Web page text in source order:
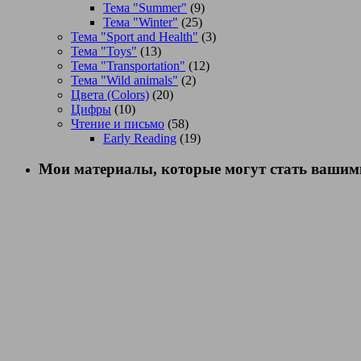
Тема "Summer" (9)
Тема "Winter" (25)
Тема "Sport and Health" (3)
Тема "Toys" (13)
Тема "Transportation" (12)
Тема "Wild animals" (2)
Цвета (Colors) (20)
Цифры (10)
Чтение и письмо (58)
Early Reading (19)
Мои материалы, которые могут стать